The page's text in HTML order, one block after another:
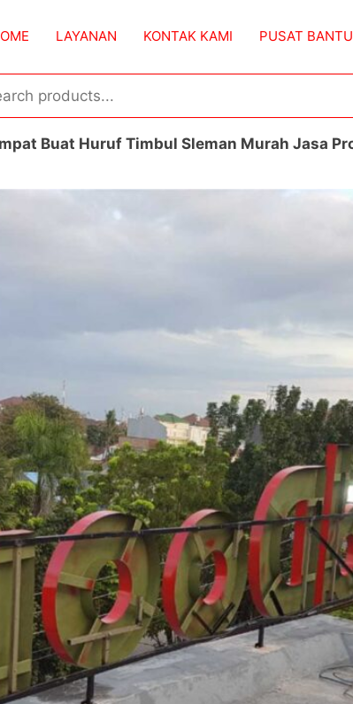
LAYANAN KONTAK KAMI PUSAT
Buat Huruf Timbul Sleman Murah Jasa